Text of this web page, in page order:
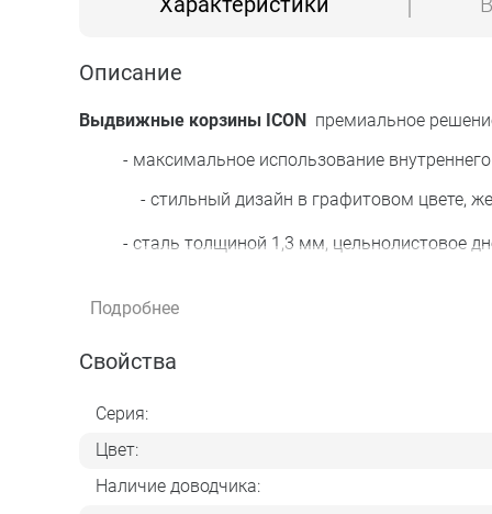
Описание
Выдвижные корзины ICON премиальное
- максимальное использование внутреннего
- стильный дизайн в графитовом цвете,
- сталь толщиной 1,3 мм, цельнолистовое
- комплект быстрого монтажа
- направляющие скрытого монтажа с
- рекомендованная нагрузка на корзину - 20
Подробнее
Свойства
Серия:
Цвет:
Наличие доводчика: